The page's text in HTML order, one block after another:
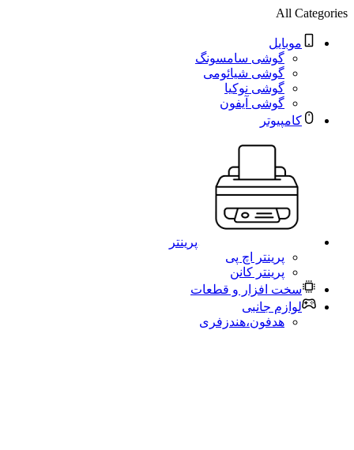
All Categories
موبایل
گوشی سامسونگ
گوشی شیائومی
گوشی نوکیا
گوشی آیفون
کامپیوتر
پرینتر
پرینتر اچ پی
پرینتر کانن
سخت افزار و قطعات
لوازم جانبی
هدفون،هندزفری